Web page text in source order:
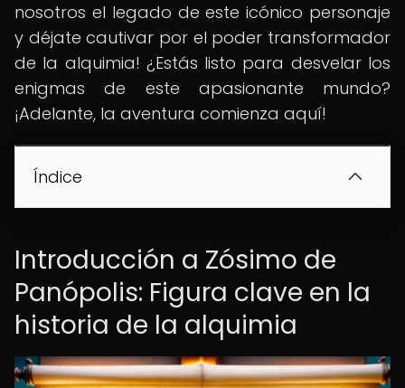
nosotros el legado de este icónico personaje
y déjate cautivar por el poder transformador
de la alquimia! ¿Estás listo para desvelar los
enigmas de este apasionante mundo?
¡Adelante, la aventura comienza aquí!
Índice
Introducción a Zósimo de
Panópolis: Figura clave en la
historia de la alquimia